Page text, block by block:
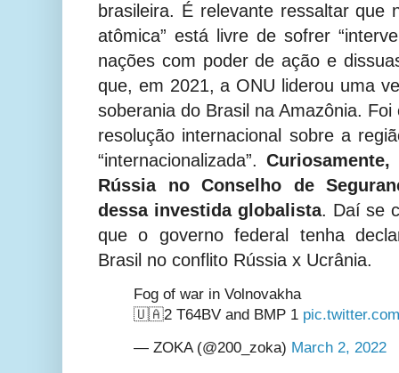
brasileira. É relevante ressaltar que
atômica” está livre de sofrer
nações com poder de ação e
que, em 2021, a ONU liderou uma
soberania do Brasil na Amazônia.
resolução internacional sobre a
“internacionalizada”.
Rússia no Conselho de
dessa investida globalista. Daí se
que o governo federal tenha
Brasil no conflito Rússia x Ucrânia.
Fog of war in Volnovakha
🇺🇦2 T64BV and BMP 1
— ZOKA (@200_zoka) March 2, 2022